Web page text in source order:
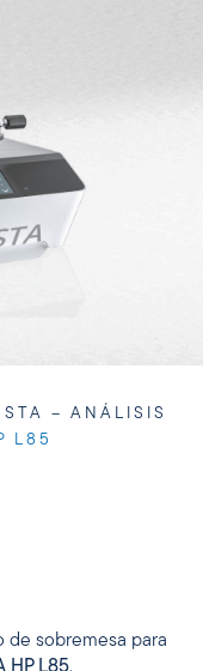
STA – ANÁLISIS
L85
de sobremesa para